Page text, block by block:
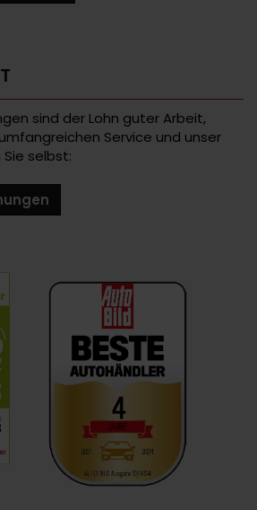
sind der Lohn guter Arbeit,
Service und unser
selbst: